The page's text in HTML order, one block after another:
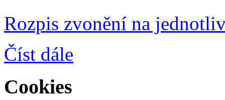
Rozpis zvonění na
Číst dále
Cookies